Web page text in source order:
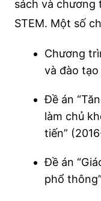
sách và chương
STEM. Một số
Chương
và đào
Đề án
làm chủ
tiến”
Đề án
phổ